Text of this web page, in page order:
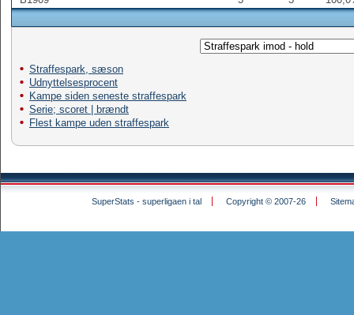
Straffespark, sæson
Udnyttelsesprocent
Kampe siden seneste straffespark
Serie; scoret | brændt
Flest kampe uden straffespark
SuperStats - superligaen i tal Copyright © 2007-26